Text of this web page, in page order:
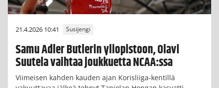
21.4.2026 10:41 Susijengi
Samu Adler Butlerin yliopistoon, Olavi
Suutela vaihtaa joukkuetta NCAA:ssa
Viimeisen kahden kauden ajan Korisliiga-kentillä